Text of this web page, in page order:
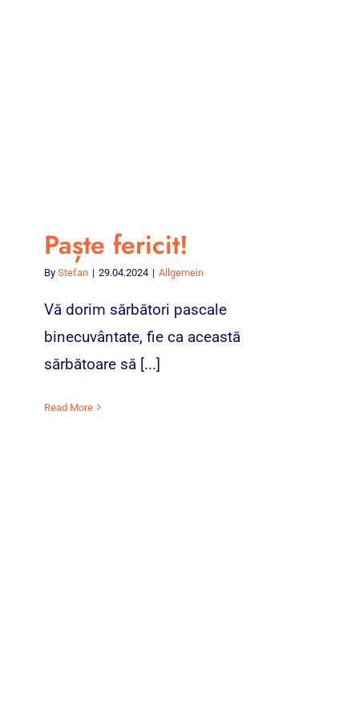
Paște fericit!
By Stefan | 29.04.2024 | Allgemein
Vă dorim sărbători pascale
binecuvântate, fie ca această
sărbătoare să [...]
Read More